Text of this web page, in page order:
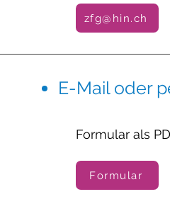
zfg@hin.ch
E-Mail oder
Formular als
Formular